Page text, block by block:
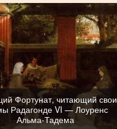
Фортунат, читающий свои
Радагонде VI — Лоуренс
Альма-Тадема